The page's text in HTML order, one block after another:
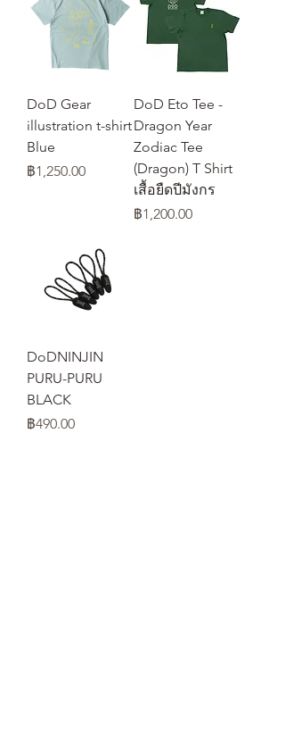
DoD Gear
illustration t-shirt
Blue
ราคา
฿1,250.00
DoD Eto Tee -
Dragon Year
Zodiac Tee
(Dragon) T Shirt
เสื้อยืดปีมังกร
ราคา
฿1,200.00
DoDNINJIN
PURU-PURU
BLACK
ราคา
฿490.00